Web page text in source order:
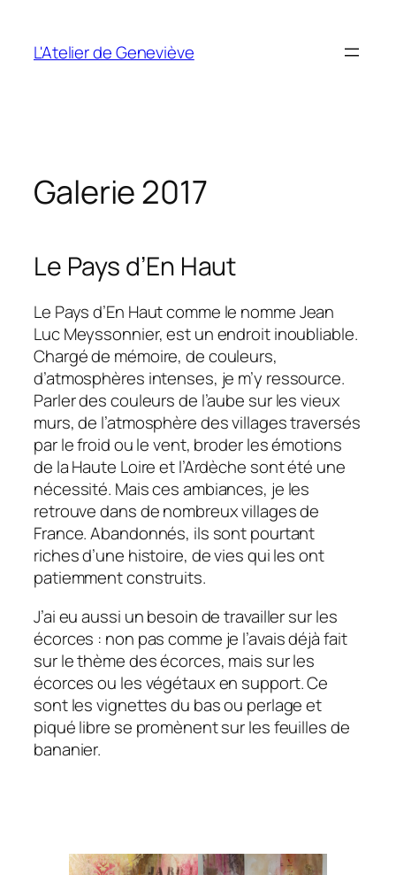
contenu
L'Atelier de Geneviève
Galerie 2017
Le Pays d’En Haut
Le Pays d’En Haut comme le nomme Jean
Luc Meyssonnier, est un endroit inoubliable.
Chargé de mémoire, de couleurs,
d’atmosphères intenses, je m’y ressource.
Parler des couleurs de l’aube sur les vieux
murs, de l’atmosphère des villages traversés
par le froid ou le vent, broder les émotions
de la Haute Loire et l’Ardèche sont été une
nécessité. Mais ces ambiances, je les
retrouve dans de nombreux villages de
France. Abandonnés, ils sont pourtant
riches d’une histoire, de vies qui les ont
patiemment construits.
J’ai eu aussi un besoin de travailler sur les
écorces : non pas comme je l’avais déjà fait
sur le thème des écorces, mais sur les
écorces ou les végétaux en support. Ce
sont les vignettes du bas ou perlage et
piqué libre se promènent sur les feuilles de
bananier.